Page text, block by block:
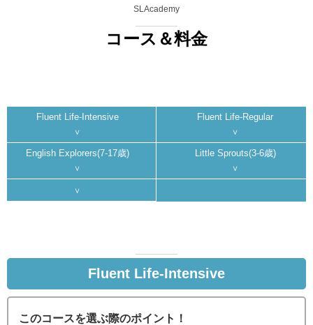
SLAcademy
コース＆料金
Fluent Life-Intensive Fluent Life-Regular
English Explorers(7-17歳) Little Sprouts(3-6歳)
Fluent Life-Intensive
このコースを選ぶ際のポイント！